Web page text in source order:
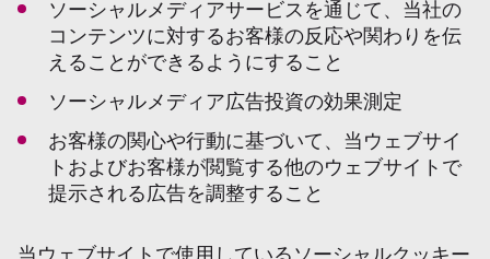
ソーシャルメディアサービスを通じて、当社の
コンテンツに対するお客様の反応や関わりを伝
えることができるようにすること
ソーシャルメディア広告投資の効果測定
お客様の関心や行動に基づいて、当ウェブサイ
トおよびお客様が閲覧する他のウェブサイトで
提示される広告を調整すること